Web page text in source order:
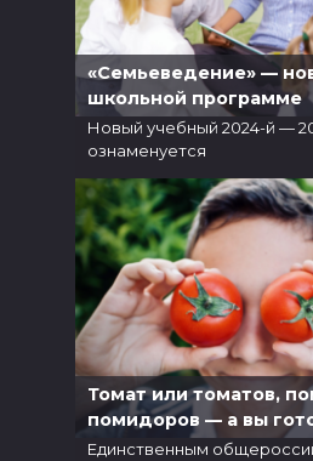
«Семьеведение» —
школьной программе
Новый учебный 2024-й —
ознаменуется
5 6.1к.
Томат или томатов,
помидоров — а вы
русскому?
Единственным